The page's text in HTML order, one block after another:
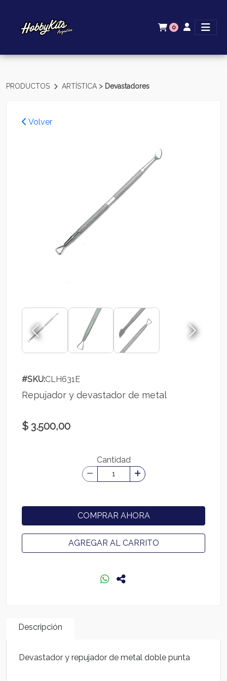
0
PRODUCTOS ARTÍSTICA > Devastadores
Volver
#SKU:CLH631E
Repujador y devastador de metal
$ 3.500,00
Cantidad
COMPRAR AHORA
AGREGAR AL CARRITO
Descripción
Devastador y repujador de metal doble punta